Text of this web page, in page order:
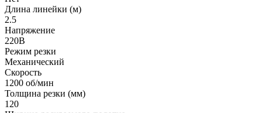
Длина линейки (м)
2.5
Напряжение
220В
Режим резки
Механический
Скорость
1200 об/мин
Толщина резки (мм)
120